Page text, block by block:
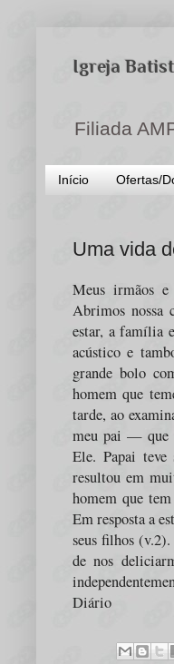
Igreja
Filiada
Início Ofertas/
Uma vida
Meus irmãos e
Abrimos nossa
estar, a família
acústico e
grande bolo
homem que
tarde, ao
meu pai — que
Ele. Papai teve
resultou em
homem que
Em resposta a
seus filhos
de nos
Diário